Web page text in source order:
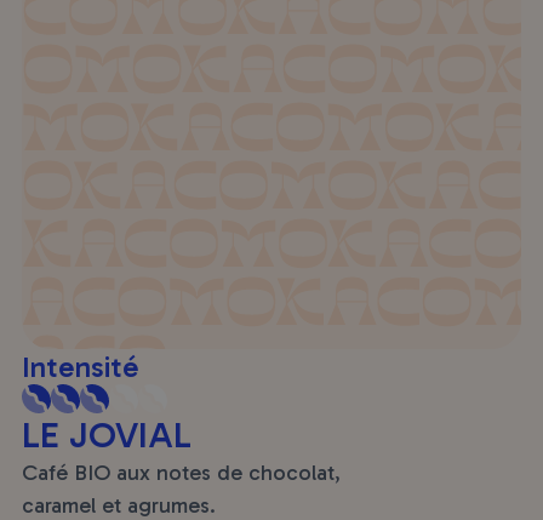
LE JOVIAL
Café BIO aux notes de chocolat,
caramel et agrumes.
Intensité